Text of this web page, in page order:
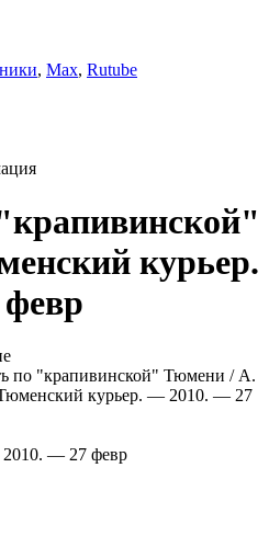
, Max, Rutube
курьер.
по "крапивинской" Тюмени / А.
курьер. — 2010. — 27
— 27 февр